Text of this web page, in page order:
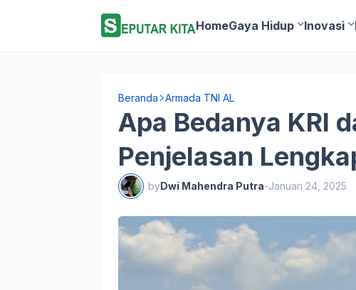
HomeGaya Hidup Inovasi
Beranda Armada TNI AL
Apa Bedanya KRI
Penjelasan
byDwi Mahendra Putra-Januari 24, 2025